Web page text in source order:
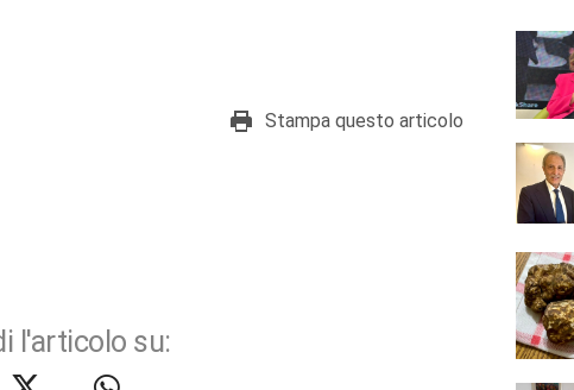
Stampa questo articolo
l'articolo su: